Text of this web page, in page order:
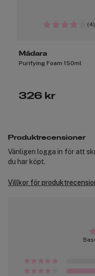
(4)
Mádara
Purifying Foam 150ml
326 kr
Produktrecensioner
Vänligen logga in för att
du har köpt.
Villkor för